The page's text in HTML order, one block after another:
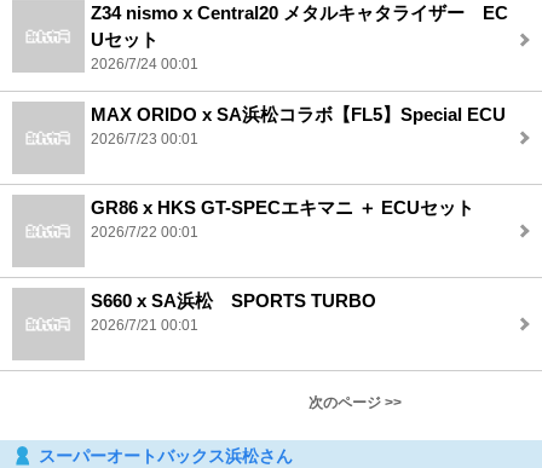
Z34 nismo x Central20 メタルキャタライザー EC
Uセット
2026/7/24 00:01
MAX ORIDO x SA浜松コラボ【FL5】Special ECU
2026/7/23 00:01
GR86 x HKS GT-SPECエキマニ ＋ ECUセット
2026/7/22 00:01
S660 x SA浜松 SPORTS TURBO
2026/7/21 00:01
次のページ >>
スーパーオートバックス浜松さん